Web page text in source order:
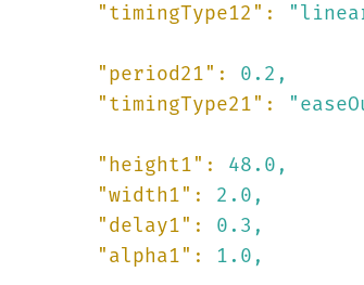
"timingType12":
"period21": 0.2 ,
"timingType21":
"height1": 48.0 ,
"width1":
2.0 ,
"delay1":
0.3 ,
"alpha1":
1.0 ,